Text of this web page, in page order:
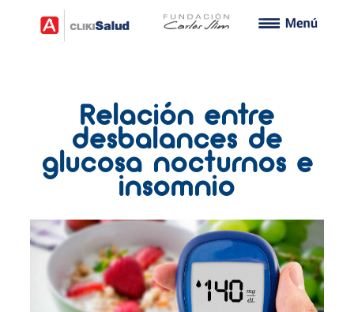
Relación entre
desbalances de
glucosa nocturnos e
insomnio